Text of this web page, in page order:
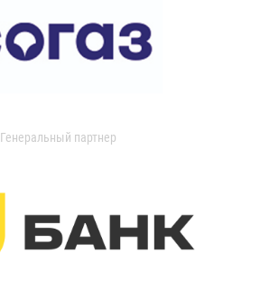
Генеральный партнер